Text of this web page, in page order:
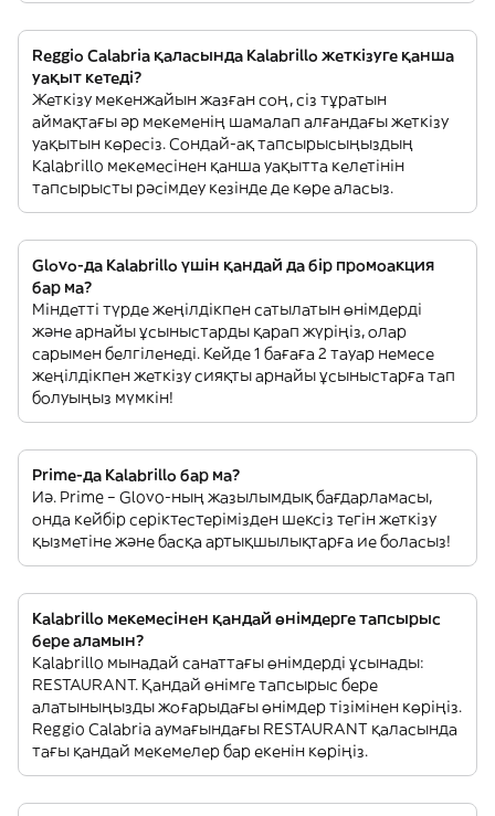
Reggio Calabria қаласында Kalabrillo жеткізуге қанша
уақыт кетеді?
Жеткізу мекенжайын жазған соң, сіз тұратын
аймақтағы әр мекеменің шамалап алғандағы жеткізу
уақытын көресіз. Сондай-ақ тапсырысыңыздың
Kalabrillo мекемесінен қанша уақытта келетінін
тапсырысты рәсімдеу кезінде де көре аласыз.
Glovo-да Kalabrillo үшін қандай да бір промоакция
бар ма?
Міндетті түрде жеңілдікпен сатылатын өнімдерді
және арнайы ұсыныстарды қарап жүріңіз, олар
сарымен белгіленеді. Кейде 1 бағаға 2 тауар немесе
жеңілдікпен жеткізу сияқты арнайы ұсыныстарға тап
болуыңыз мүмкін!
Prime-да Kalabrillo бар ма?
Иә. Prime – Glovo-ның жазылымдық бағдарламасы,
онда кейбір серіктестерімізден шексіз тегін жеткізу
қызметіне және басқа артықшылықтарға ие боласыз!
Kalabrillo мекемесінен қандай өнімдерге тапсырыс
бере аламын?
Kalabrillo мынадай санаттағы өнімдерді ұсынады:
RESTAURANT. Қандай өнімге тапсырыс бере
алатыныңызды жоғарыдағы өнімдер тізімінен көріңіз.
Reggio Calabria аумағындағы RESTAURANT қаласында
тағы қандай мекемелер бар екенін көріңіз.